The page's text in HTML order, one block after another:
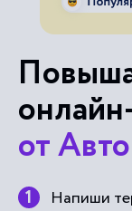
от
Напиши